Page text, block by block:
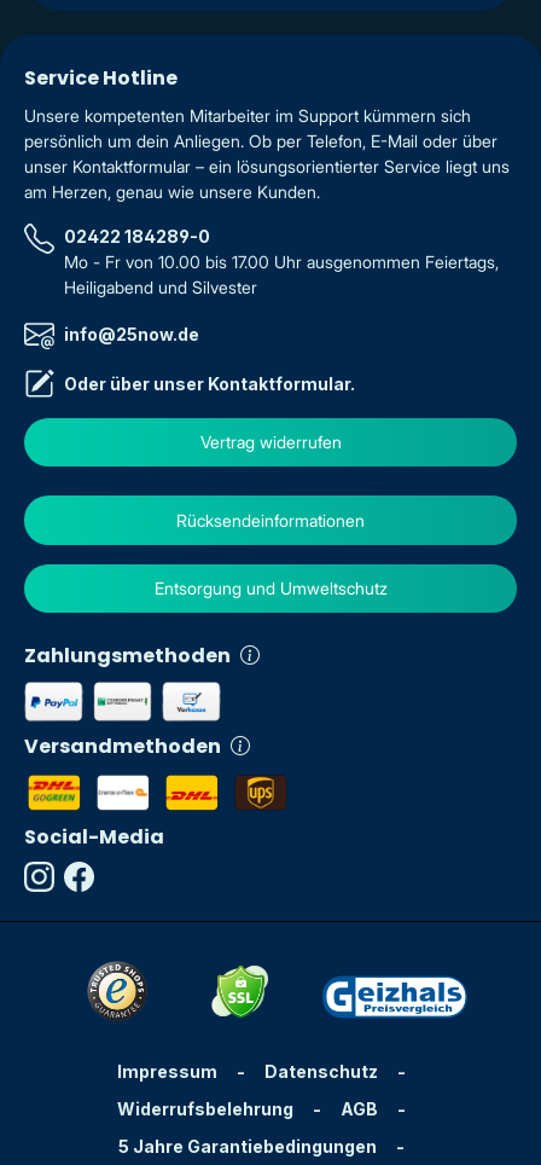
Service Hotline
Unsere kompetenten Mitarbeiter im Support kümmern sich
persönlich um dein Anliegen. Ob per Telefon, E-Mail oder über
unser Kontaktformular – ein lösungsorientierter Service liegt uns
am Herzen, genau wie unsere Kunden.
02422 184289-0
Mo - Fr von 10.00 bis 17.00 Uhr ausgenommen Feiertags,
Heiligabend und Silvester
info@25now.de
Oder über unser Kontaktformular.
Vertrag widerrufen
Zahlungsmethoden
Versandmethoden
Rücksendeinformationen
Entsorgung und Umweltschutz
Social-Media
Impressum - Datenschutz
-
Widerrufsbelehrung
- AGB
-
5 Jahre Garantiebedingungen
-